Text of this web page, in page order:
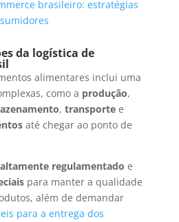
brasileiro: estratégias
da logística de
alimentares inclui uma
como a produção,
, transporte e
até chegar ao ponto de
altamente regulamentado e
para manter a qualidade
além de demandar
para a entrega dos